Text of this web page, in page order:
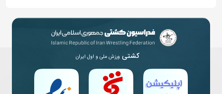
کشتی ورزش ملی و اول ایران